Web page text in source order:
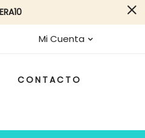
Mi Cuenta
CONTACTO